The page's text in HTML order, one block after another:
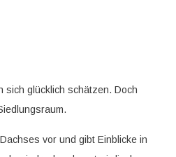
sich glücklich schätzen. Doch
vor und gibt Einblicke in